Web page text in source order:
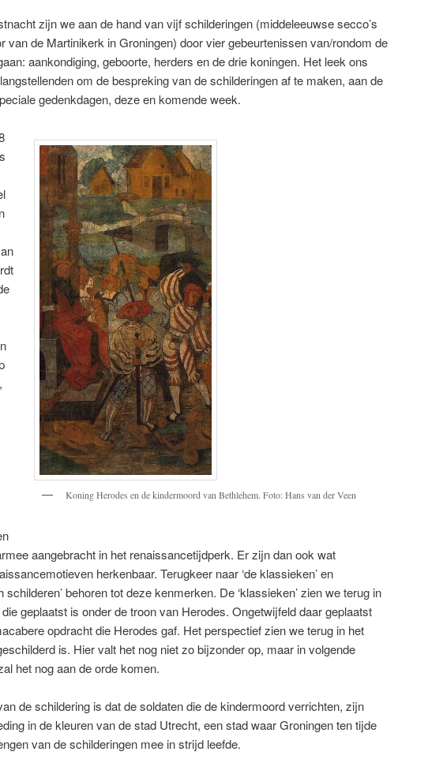
zijn we aan de hand van vijf schilderingen (middeleeuwse secco’s
van de Martinikerk in Groningen) door vier gebeurtenissen van/rondom de
aankondiging, geboorte, herders en de drie koningen. Het leek ons
om de bespreking van de schilderingen af te maken, aan de
gedenkdagen, deze en komende week.
Koning Herodes en de kindermoord van Bethlehem. Foto: Hans van der Veen
aangebracht in het renaissancetijdperk. Er zijn dan ook wat
herkenbaar. Terugkeer naar ‘de klassieken’ en
schilderen’ behoren tot deze kenmerken. De ‘klassieken’ zien we terug in
geplaatst is onder de troon van Herodes. Ongetwijfeld daar geplaatst
opdracht die Herodes gaf. Het perspectief zien we terug in het
is. Hier valt het nog niet zo bijzonder op, maar in volgende
het nog aan de orde komen.
de schildering is dat de soldaten die de kindermoord verrichten, zijn
in de kleuren van de stad Utrecht, een stad waar Groningen ten tijde
van de schilderingen mee in strijd leefde.